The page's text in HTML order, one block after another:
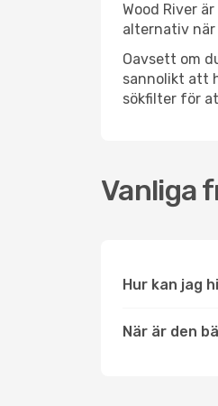
Wood River
alternativ när
Oavsett om
sannolikt att
sökfilter för
Vanliga
Hur kan jag
När är den